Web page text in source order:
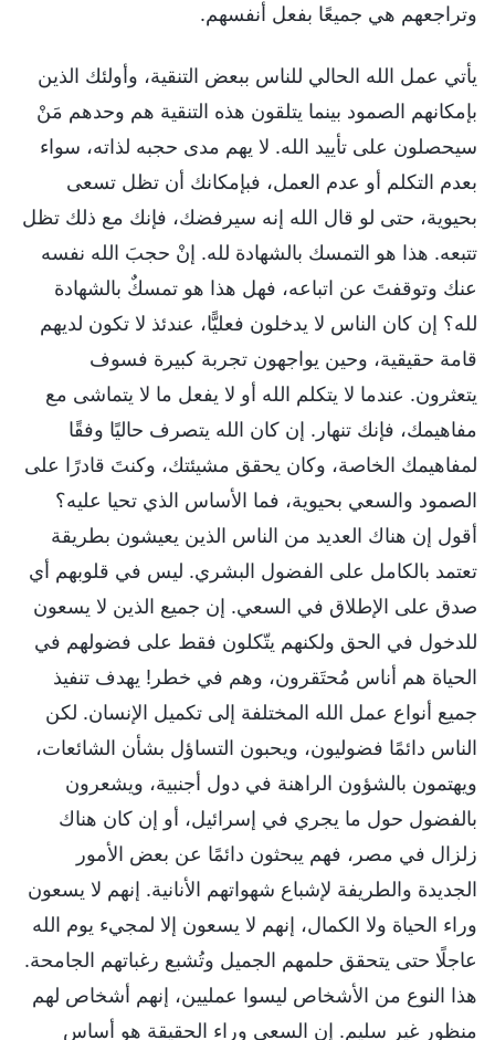
وتراجعهم هي جميعًا بفعل أنفسهم.
يأتي عمل الله الحالي للناس ببعض التنقية، وأولئك الذين
بإمكانهم الصمود بينما يتلقون هذه التنقية هم وحدهم مَنْ
سيحصلون على تأييد الله. لا يهم مدى حجبه لذاته، سواء
بعدم التكلم أو عدم العمل، فبإمكانك أن تظل تسعى
بحيوية، حتى لو قال الله إنه سيرفضك، فإنك مع ذلك تظل
تتبعه. هذا هو التمسك بالشهادة لله. إنْ حجبَ الله نفسه
عنك وتوقفتَ عن اتباعه، فهل هذا هو تمسكٌ بالشهادة
لله؟ إن كان الناس لا يدخلون فعليًّا، عندئذ لا تكون لديهم
قامة حقيقية، وحين يواجهون تجربة كبيرة فسوف
يتعثرون. عندما لا يتكلم الله أو لا يفعل ما لا يتماشى مع
مفاهيمك، فإنك تنهار. إن كان الله يتصرف حاليًا وفقًا
لمفاهيمك الخاصة، وكان يحقق مشيئتك، وكنتَ قادرًا على
الصمود والسعي بحيوية، فما الأساس الذي تحيا عليه؟
أقول إن هناك العديد من الناس الذين يعيشون بطريقة
تعتمد بالكامل على الفضول البشري. ليس في قلوبهم أي
صدق على الإطلاق في السعي. إن جميع الذين لا يسعون
للدخول في الحق ولكنهم يتّكلون فقط على فضولهم في
الحياة هم أناس مُحتَقرون، وهم في خطر! يهدف تنفيذ
جميع أنواع عمل الله المختلفة إلى تكميل الإنسان. لكن
الناس دائمًا فضوليون، ويحبون التساؤل بشأن الشائعات،
ويهتمون بالشؤون الراهنة في دول أجنبية، ويشعرون
بالفضول حول ما يجري في إسرائيل، أو إن كان هناك
زلزال في مصر، فهم يبحثون دائمًا عن بعض الأمور
الجديدة والطريفة لإشباع شهواتهم الأنانية. إنهم لا يسعون
وراء الحياة ولا الكمال، إنهم لا يسعون إلا لمجيء يوم الله
عاجلًا حتى يتحقق حلمهم الجميل وتُشبع رغباتهم الجامحة.
هذا النوع من الأشخاص ليسوا عمليين، إنهم أشخاص لهم
منظور غير سليم. إن السعي وراء الحقيقة هو أساس